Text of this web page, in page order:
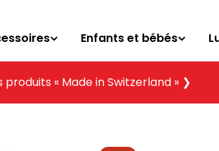
Enfants et bébés
« Made in Switzerland » ❯